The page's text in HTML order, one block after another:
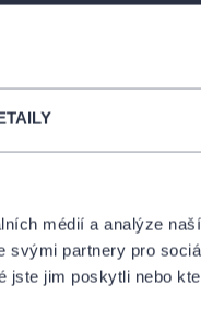
médií a analýze
partnery pro
jim poskytli nebo